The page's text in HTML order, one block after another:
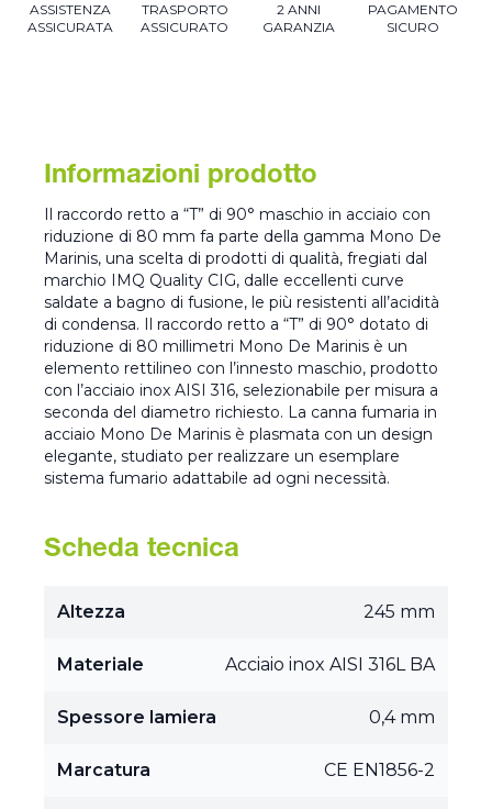
ASSISTENZA
ASSICURATA
TRASPORTO
ASSICURATO
2 ANNI
GARANZIA
PAGAMENTO
SICURO
Informazioni prodotto
Il raccordo retto a “T” di 90° maschio in acciaio con
riduzione di 80 mm fa parte della gamma Mono De
Marinis, una scelta di prodotti di qualità, fregiati dal
marchio IMQ Quality CIG, dalle eccellenti curve
saldate a bagno di fusione, le più resistenti all’acidità
di condensa. Il raccordo retto a “T” di 90° dotato di
riduzione di 80 millimetri Mono De Marinis è un
elemento rettilineo con l’innesto maschio, prodotto
con l’acciaio inox AISI 316, selezionabile per misura a
seconda del diametro richiesto. La canna fumaria in
acciaio Mono De Marinis è plasmata con un design
elegante, studiato per realizzare un esemplare
sistema fumario adattabile ad ogni necessità.
Scheda tecnica
Altezza 245 mm
Materiale Acciaio inox AISI 316L BA
Spessore lamiera 0,4 mm
Marcatura CE EN1856-2